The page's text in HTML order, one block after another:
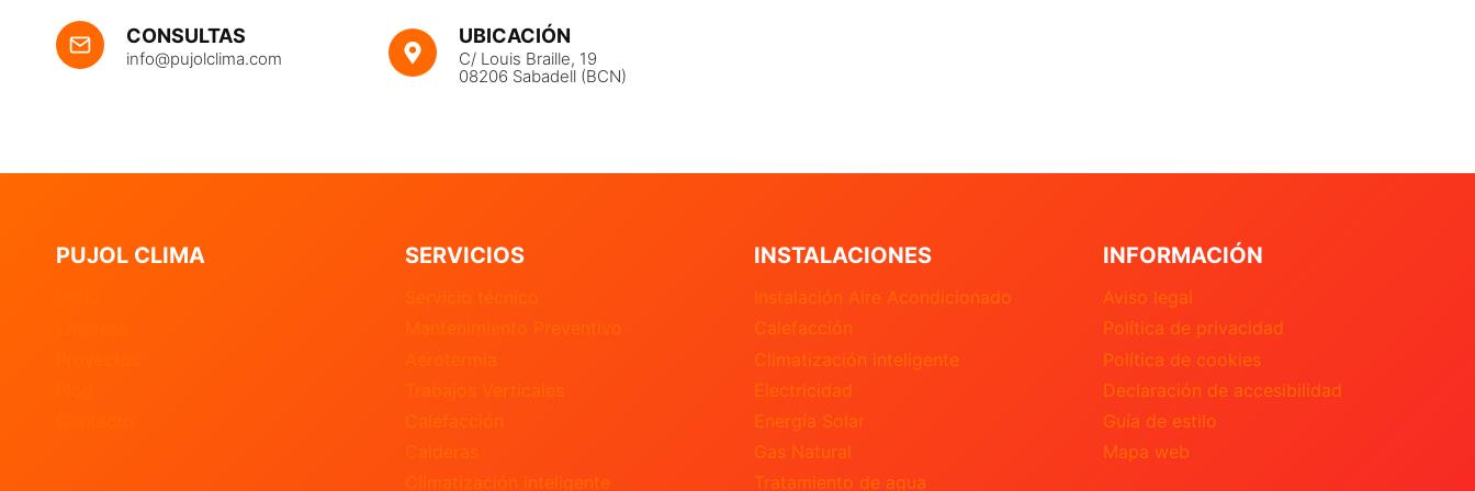
CONSULTAS
info@pujolclima.com
UBICACIÓN
C/ Louis Braille, 19
08206 Sabadell (BCN)
PUJOL CLIMA SERVICIOS
Mantenimiento Preventivo
Aerotermia
Trabajos Verticales
Calefacción
Calderas
Climatización inteligente
INSTALACIONES
Instalación Aire Acondicionado
Calefacción
Climatización inteligente
Electricidad
Energía Solar
Gas Natural
Tratamiento de agua
INFORMACIÓN
Aviso legal
Política de privacidad
Política de cookies
Declaración de accesibilidad
Guía de estilo
Mapa web